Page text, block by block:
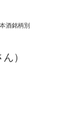
酒銘柄別
）